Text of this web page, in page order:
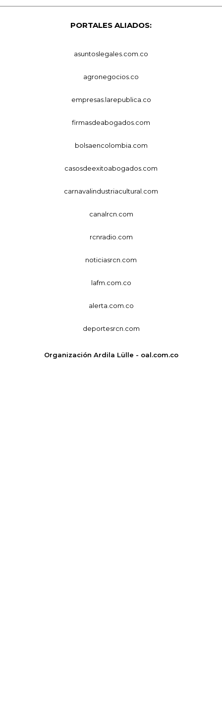
PORTALES ALIADOS:
asuntoslegales.com.co
agronegocios.co
empresas.larepublica.co
firmasdeabogados.com
bolsaencolombia.com
casosdeexitoabogados.com
carnavalindustriacultural.com
canalrcn.com
rcnradio.com
noticiasrcn.com
lafm.com.co
alerta.com.co
deportesrcn.com
Organización Ardila Lülle - oal.com.co